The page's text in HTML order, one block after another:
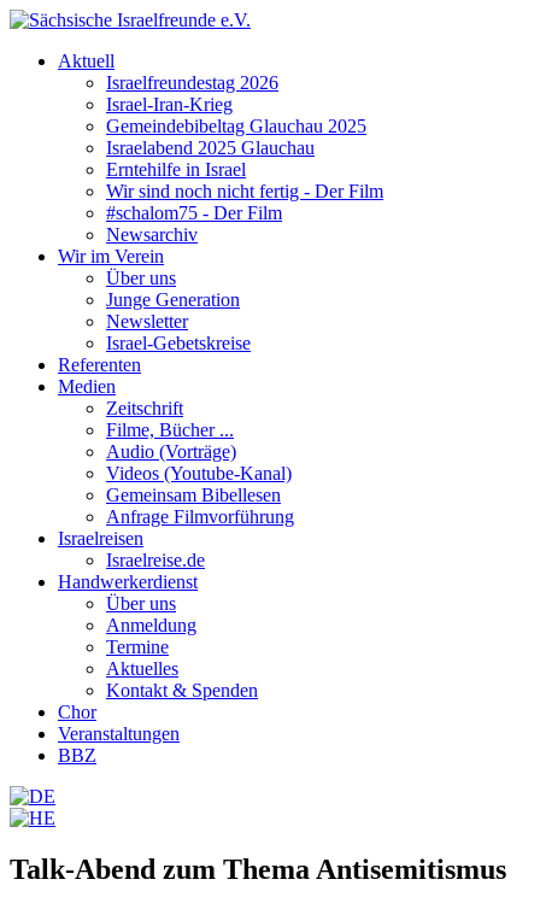
Aktuell
Israelfreundestag 2026
Israel-Iran-Krieg
Gemeindebibeltag Glauchau 2025
Israelabend 2025 Glauchau
Erntehilfe in Israel
Wir sind noch nicht fertig - Der Film
#schalom75 - Der Film
Newsarchiv
Wir im Verein
Über uns
Junge Generation
Newsletter
Israel-Gebetskreise
Referenten
Medien
Zeitschrift
Filme, Bücher ...
Audio (Vorträge)
Videos (Youtube-Kanal)
Gemeinsam Bibellesen
Anfrage Filmvorführung
Israelreisen
Israelreise.de
Handwerkerdienst
Über uns
Anmeldung
Termine
Aktuelles
Kontakt & Spenden
Chor
Veranstaltungen
BBZ
Talk-Abend zum Thema Antisemitismus